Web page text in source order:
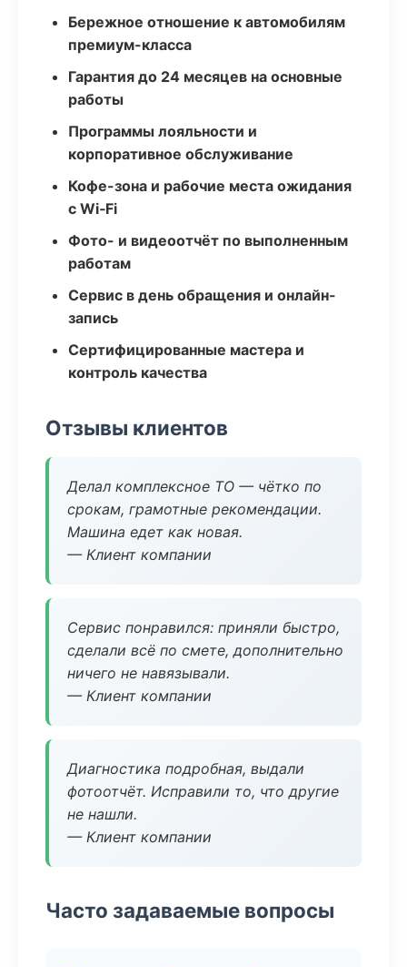
Бережное отношение к автомобилям
премиум-класса
Гарантия до 24 месяцев на основные
работы
Программы лояльности и
корпоративное обслуживание
Кофе-зона и рабочие места ожидания
с Wi‑Fi
Фото- и видеоотчёт по выполненным
работам
Сервис в день обращения и онлайн-
запись
Сертифицированные мастера и
контроль качества
Отзывы клиентов
Делал комплексное ТО — чётко по
срокам, грамотные рекомендации.
Машина едет как новая.
— Клиент компании
Сервис понравился: приняли быстро,
сделали всё по смете, дополнительно
ничего не навязывали.
— Клиент компании
Диагностика подробная, выдали
фотоотчёт. Исправили то, что другие
не нашли.
— Клиент компании
Часто задаваемые вопросы